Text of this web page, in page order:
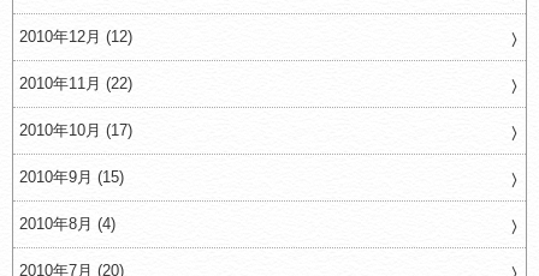
2010年12月 (12)
2010年11月 (22)
2010年10月 (17)
2010年9月 (15)
2010年8月 (4)
2010年7月 (20)